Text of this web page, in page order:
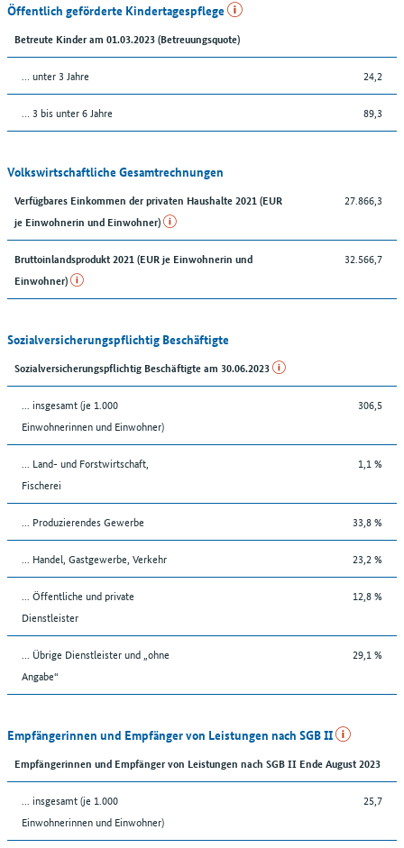
Öffentlich geförderte Kindertagespflege
Betreute Kinder am 01.03.2023 (Betreuungsquote)
… unter 3 Jahre 24,2
… 3 bis unter 6 Jahre 89,3
Volkswirtschaftliche Gesamtrechnungen
Verfügbares Einkommen der privaten Haushalte 2021 (EUR
je Einwohnerin und Einwohner)
27.866,3
Bruttoinlandsprodukt 2021 (EUR je Einwohnerin und
Einwohner)
32.566,7
Sozialversicherungspflichtig Beschäftigte
Sozialversicherungspflichtig Beschäftigte am 30.06.2023
... insgesamt (je 1.000
Einwohnerinnen und Einwohner)
306,5
... Land- und Forstwirtschaft,
Fischerei
1,1 %
... Produzierendes Gewerbe 33,8 %
... Handel, Gastgewerbe, Verkehr 23,2 %
... Öffentliche und private
Dienstleister
12,8 %
... Übrige Dienstleister und „ohne
Angabe“
29,1 %
Empfängerinnen und Empfänger von Leistungen nach SGB II
Empfängerinnen und Empfänger von Leistungen nach SGB II Ende August 2023
... insgesamt (je 1.000
Einwohnerinnen und Einwohner)
25,7